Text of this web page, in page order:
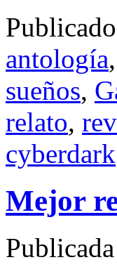
antología,
sueños,
relato,
cyberdark
Mejor